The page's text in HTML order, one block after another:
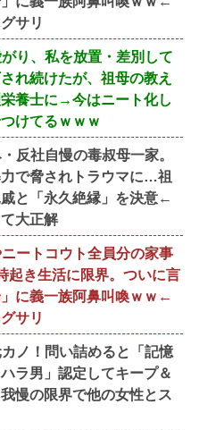
サリ
り、私を放置・差別して
れ続けたが、祖母の教え
養士に→今はニート化し
けてるｗｗｗ
反社自慢の毒叔母一家。
で脅されトラウマに…祖
と「永久絶縁」を決意←
大正解
ートコウト全員分の家事
起き生活に限界。ついに言
に義一族阿鼻叫喚ｗｗ←
サリ
ノ！問い詰めると「記憶
ラ男」認定してキープ＆
慢の限界で他の女性とス